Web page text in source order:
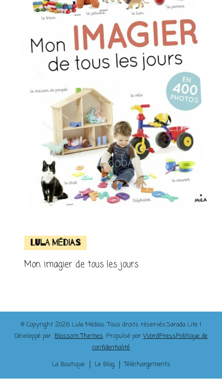
Lula Médias
Mon imagier de tous les jours
© Copyright 2026 Lula Médias. Tous droits réservés.Sarada Lite |
Développé par :Blossom Themes. Propulsé parWordPressPolitique de
confidentialité
La Boutique
Le Blog Téléchargements